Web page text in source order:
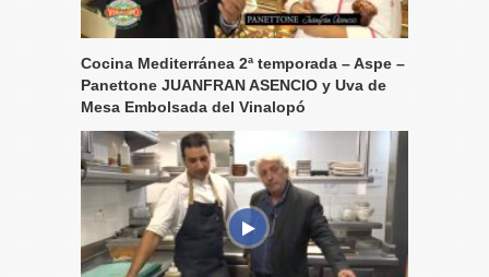
Cocina Mediterránea 2ª temporada – Aspe –
Panettone JUANFRAN ASENCIO y Uva de
Mesa Embolsada del Vinalopó